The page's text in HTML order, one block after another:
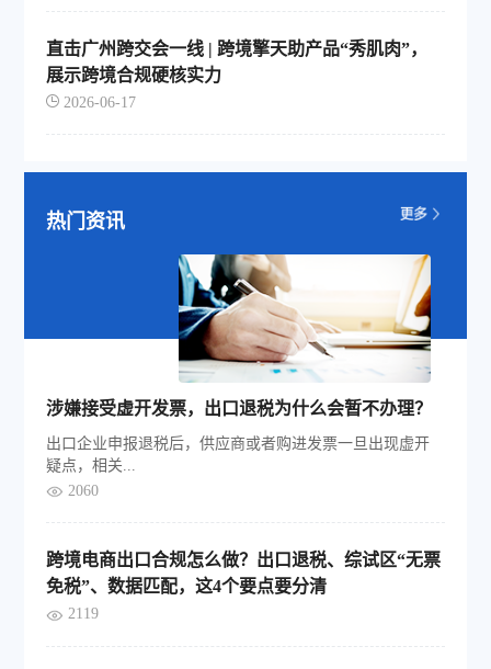
直击广州跨交会一线 | 跨境擎天助产品“秀肌肉”，
展示跨境合规硬核实力
2026-06-17
热门资讯
涉嫌接受虚开发票，出口退税为什么会暂不办理？
出口企业申报退税后，供应商或者购进发票一旦出现虚开
疑点，相关...
2060
跨境电商出口合规怎么做？出口退税、综试区“无票
免税”、数据匹配，这4个要点要分清
2119